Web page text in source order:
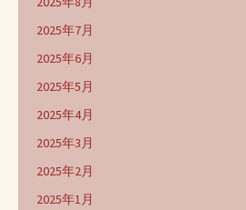
2025年7月
2025年6月
2025年5月
2025年4月
2025年3月
2025年2月
2025年1月